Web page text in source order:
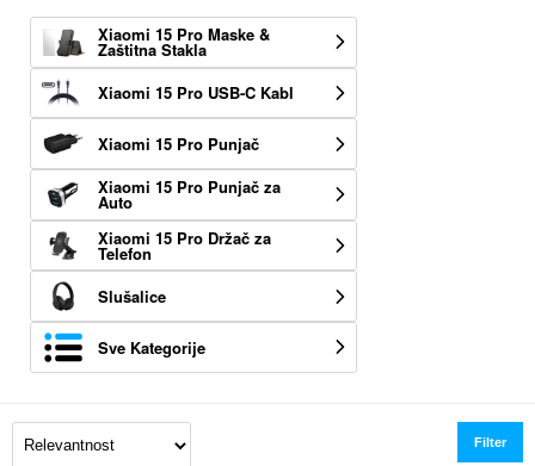
Xiaomi 15 Pro Maske &
Zaštitna Stakla
Xiaomi 15 Pro USB-C Kabl
Xiaomi 15 Pro Punjač
Xiaomi 15 Pro Punjač za
Auto
Xiaomi 15 Pro Držač za
Telefon
Slušalice
Sve Kategorije
Filter